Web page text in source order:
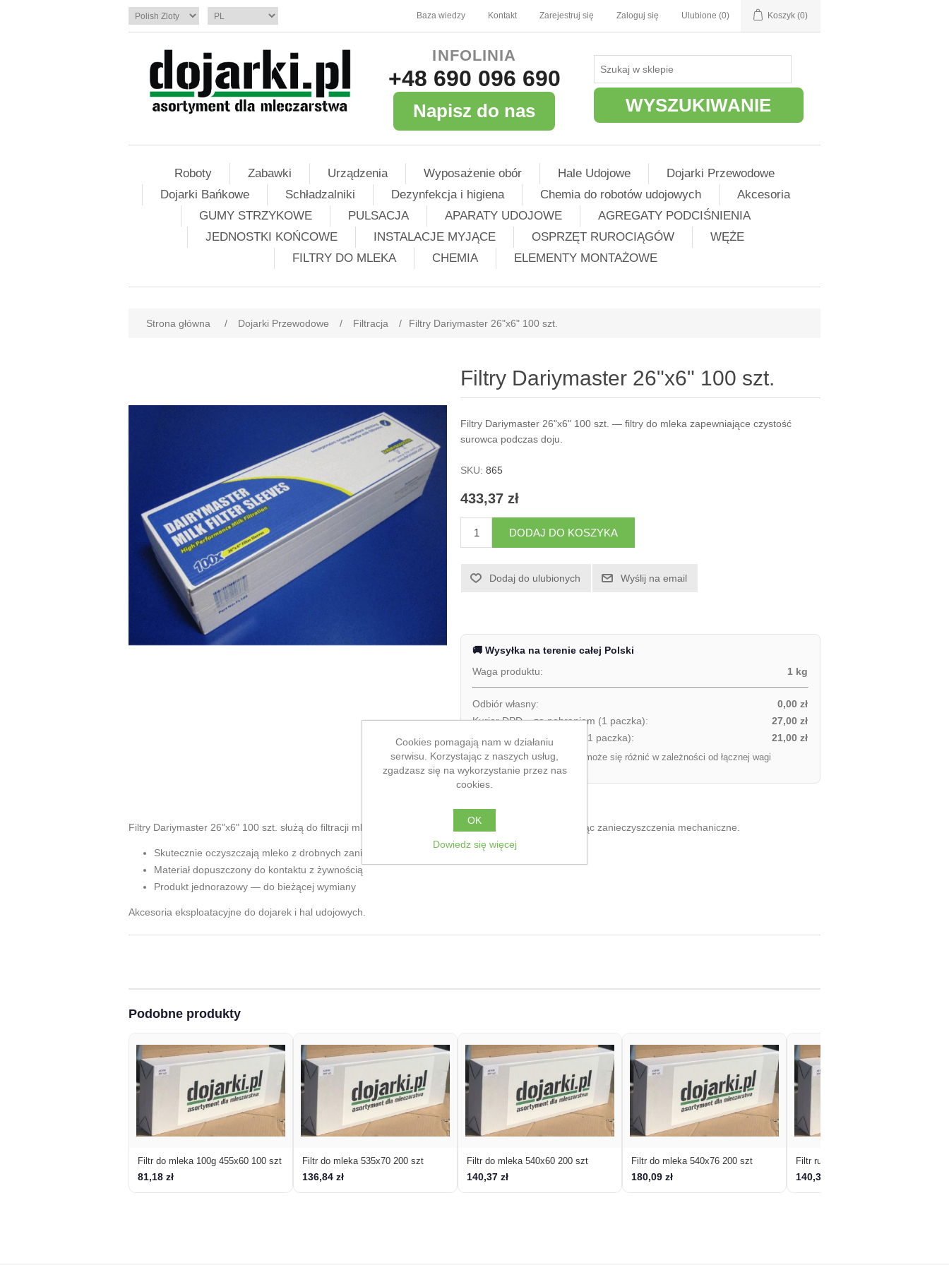
Baza wiedzy Kontakt Zarejestruj się Zaloguj się Ulubione (0) Koszyk (0)
INFOLINIA
+48 690 096 690
Napisz do nas WYSZUKIWANIE
Roboty Zabawki Urządzenia Wyposażenie obór Hale Udojowe
Dojarki Przewodowe
Dojarki Bańkowe
Schładzalniki Dezynfekcja i higiena Chemia do robotów udojowych
Akcesoria
GUMY STRZYKOWE
PULSACJA APARATY UDOJOWE
AGREGATY PODCIŚNIENIA
JEDNOSTKI KOŃCOWE
INSTALACJE MYJĄCE OSPRZĘT RUROCIĄGÓW
WĘŻE
FILTRY DO MLEKA
CHEMIA ELEMENTY MONTAŻOWE
Strona główna / Dojarki Przewodowe / Filtracja / Filtry Dariymaster 26"x6" 100 szt.
Filtry Dariymaster 26"x6" 100 szt.
Filtry Dariymaster 26"x6" 100 szt. — filtry do mleka zapewniające czystość
surowca podczas doju.
SKU: 865
433,37 zł
DODAJ DO KOSZYKA
Dodaj do ulubionych Wyślij na email
🚚 Wysyłka na terenie całej Polski
Waga produktu:
1 kg
Odbiór własny:
0,00 zł
Kurier DPD – za pobraniem (1 paczka):
27,00 zł
Kurier DPD – przedpłata (1 paczka):
21,00 zł
Ostateczny koszt dostawy może się różnić w zależności od łącznej wagi
zamówienia.
Filtry Dariymaster 26"x6" 100 szt. służą do filtracji mleka bezpośrednio w instalacji udojowej, zatrzymując zanieczyszczenia mechaniczne.
Skutecznie oczyszczają mleko z drobnych zanieczyszczeń
Materiał dopuszczony do kontaktu z żywnością
Produkt jednorazowy — do bieżącej wymiany
Akcesoria eksploatacyjne do dojarek i hal udojowych.
Podobne produkty
Filtr do mleka 100g 455x60 100 szt
81,18 zł
Filtr do mleka 535x70 200 szt
136,84 zł
Filtr do mleka 540x60 200 szt
140,37 zł
Filtr do mleka 540x76 200 szt
180,09 zł
Filtr rurowy 545/16/200
140,37 zł
Cookies pomagają nam w działaniu
serwisu. Korzystając z naszych usług,
zgadzasz się na wykorzystanie przez nas
cookies.
OK
Dowiedz się więcej